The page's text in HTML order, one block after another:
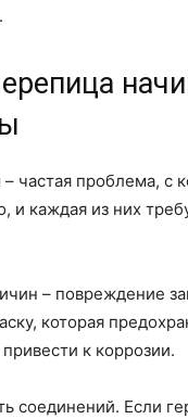
частая проблема, с
и каждая из них
– повреждение
которая
к коррозии.
соединений. Если